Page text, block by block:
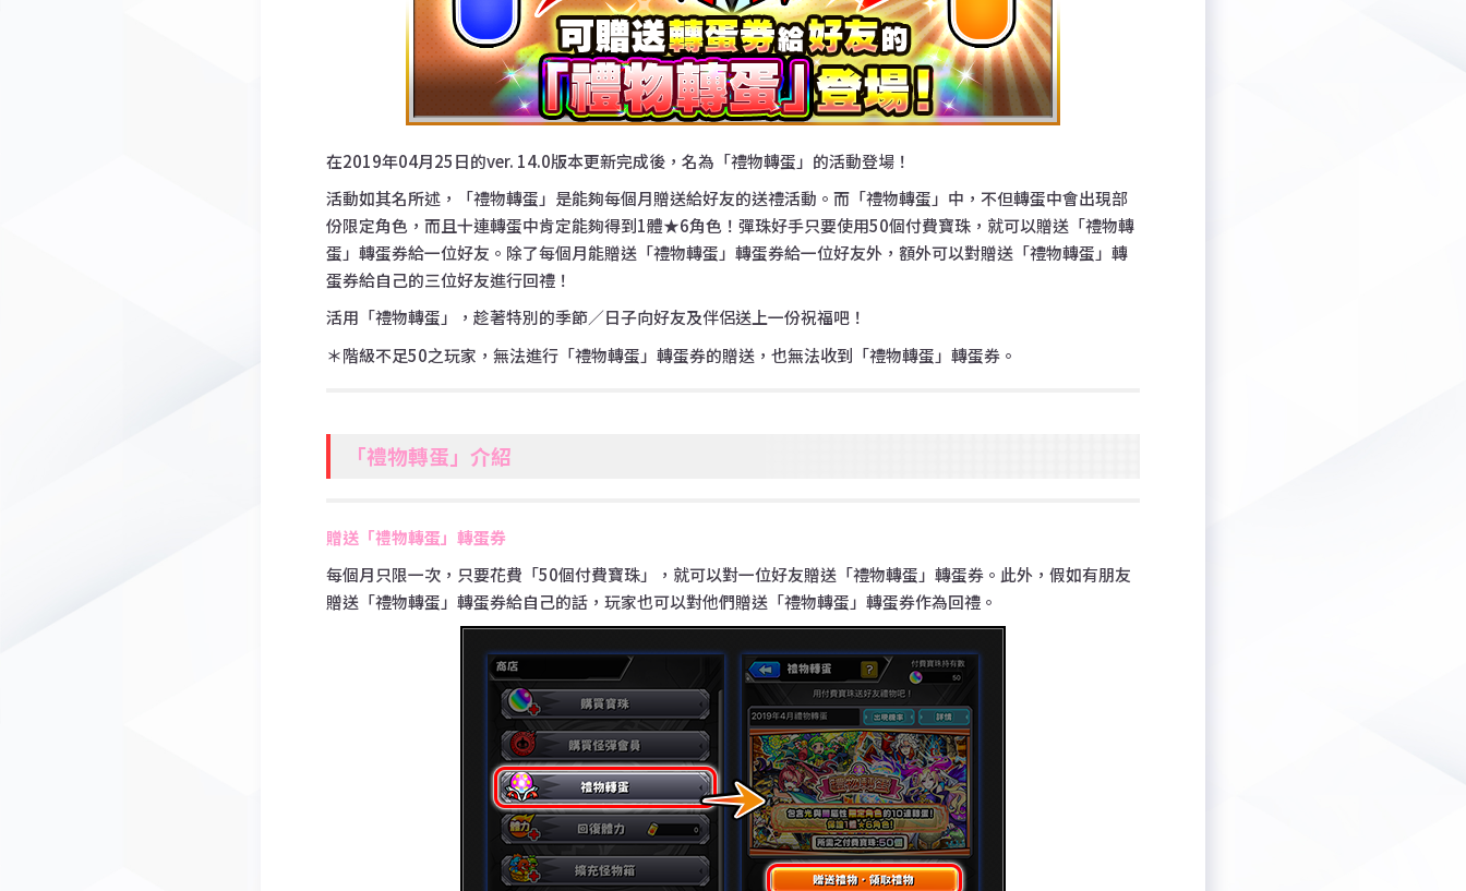
在2019年04月25日的ver. 14.0版本更新完成後，名為「禮物轉蛋」的活動登場！
活動如其名所述，「禮物轉蛋」是能夠每個月贈送給好友的送禮活動。而「禮物轉蛋」中，不但轉蛋中會出現部
份限定角色，而且十連轉蛋中肯定能夠得到1體★6角色！彈珠好手只要使用50個付費寶珠，就可以贈送「禮物轉
蛋」轉蛋券給一位好友。除了每個月能贈送「禮物轉蛋」轉蛋券給一位好友外，額外可以對贈送「禮物轉蛋」轉
蛋券給自己的三位好友進行回禮！
活用「禮物轉蛋」，趁著特別的季節／日子向好友及伴侶送上一份祝福吧！
＊階級不足50之玩家，無法進行「禮物轉蛋」轉蛋券的贈送，也無法收到「禮物轉蛋」轉蛋券。
「禮物轉蛋」介紹
贈送「禮物轉蛋」轉蛋券
每個月只限一次，只要花費「50個付費寶珠」，就可以對一位好友贈送「禮物轉蛋」轉蛋券。此外，假如有朋友
贈送「禮物轉蛋」轉蛋券給自己的話，玩家也可以對他們贈送「禮物轉蛋」轉蛋券作為回禮。